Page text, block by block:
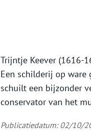
Trijntje Keever (1616-
Een schilderij op
schuilt een bijzonder
conservator van het
Publicatiedatum: 02/10/